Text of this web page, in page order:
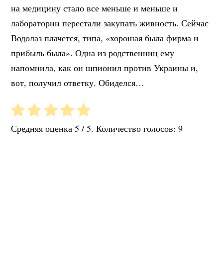
на медицину стало все меньше и меньше и
лаборатории перестали закупать живность. Сейчас
Водолаз плачется, типа, «хорошая была фирма и
прибыль была». Одна из родственниц ему
напомнила, как он шпионил против Украины и,
вот, получил ответку. Обиделся…
Средняя оценка5 / 5. Количество голосов:9